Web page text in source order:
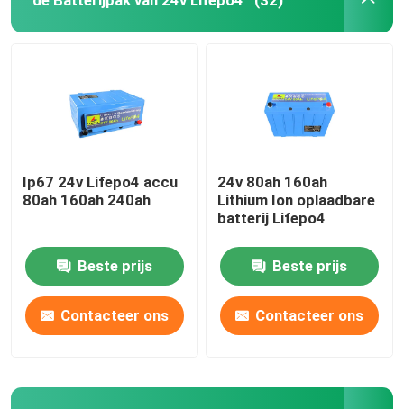
VR-show
Ip67 24v Lifepo4 accu
80ah 160ah 240ah
Beste prijs
Contacteer ons
24v 80ah 160ah
Lithium Ion oplaadbare
batterij Lifepo4
Beste prijs
Contacteer ons